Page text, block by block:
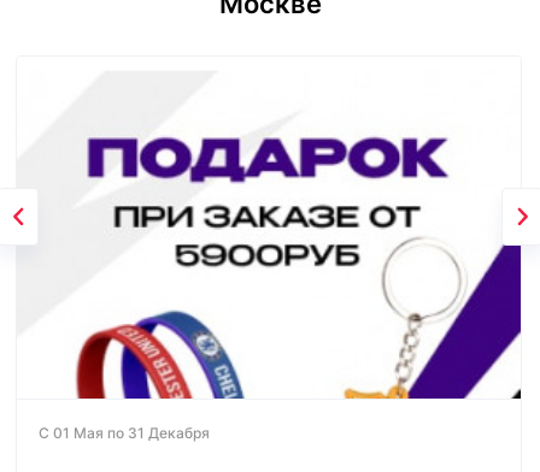
С 01 Мая по 31 Декабря